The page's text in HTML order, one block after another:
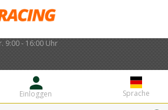
9:00 - 16:00 Uhr
Sprache
Einloggen